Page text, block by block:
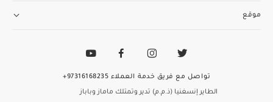
موقع
الطاير إنسغنيا (ذ.م.م) تدير وتمتلك ماماز وباباز
تواصل مع فريق خدمة العملاء 97316168235+